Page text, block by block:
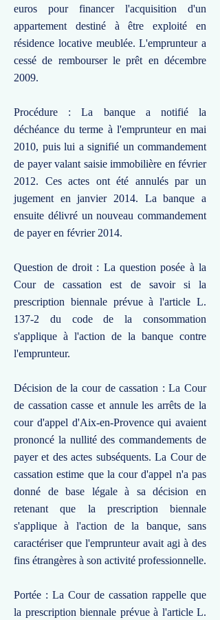
euros pour financer l'acquisition d'un
appartement destiné à être exploité en
résidence locative meublée. L'emprunteur a
cessé de rembourser le prêt en décembre
2009.
Procédure : La banque a notifié la
déchéance du terme à l'emprunteur en mai
2010, puis lui a signifié un commandement
de payer valant saisie immobilière en février
2012. Ces actes ont été annulés par un
jugement en janvier 2014. La banque a
ensuite délivré un nouveau commandement
de payer en février 2014.
Question de droit : La question posée à la
Cour de cassation est de savoir si la
prescription biennale prévue à l'article L.
137-2 du code de la consommation
s'applique à l'action de la banque contre
l'emprunteur.
Décision de la cour de cassation : La Cour
de cassation casse et annule les arrêts de la
cour d'appel d'Aix-en-Provence qui avaient
prononcé la nullité des commandements de
payer et des actes subséquents. La Cour de
cassation estime que la cour d'appel n'a pas
donné de base légale à sa décision en
retenant que la prescription biennale
s'applique à l'action de la banque, sans
caractériser que l'emprunteur avait agi à des
fins étrangères à son activité professionnelle.
Portée : La Cour de cassation rappelle que
la prescription biennale prévue à l'article L.